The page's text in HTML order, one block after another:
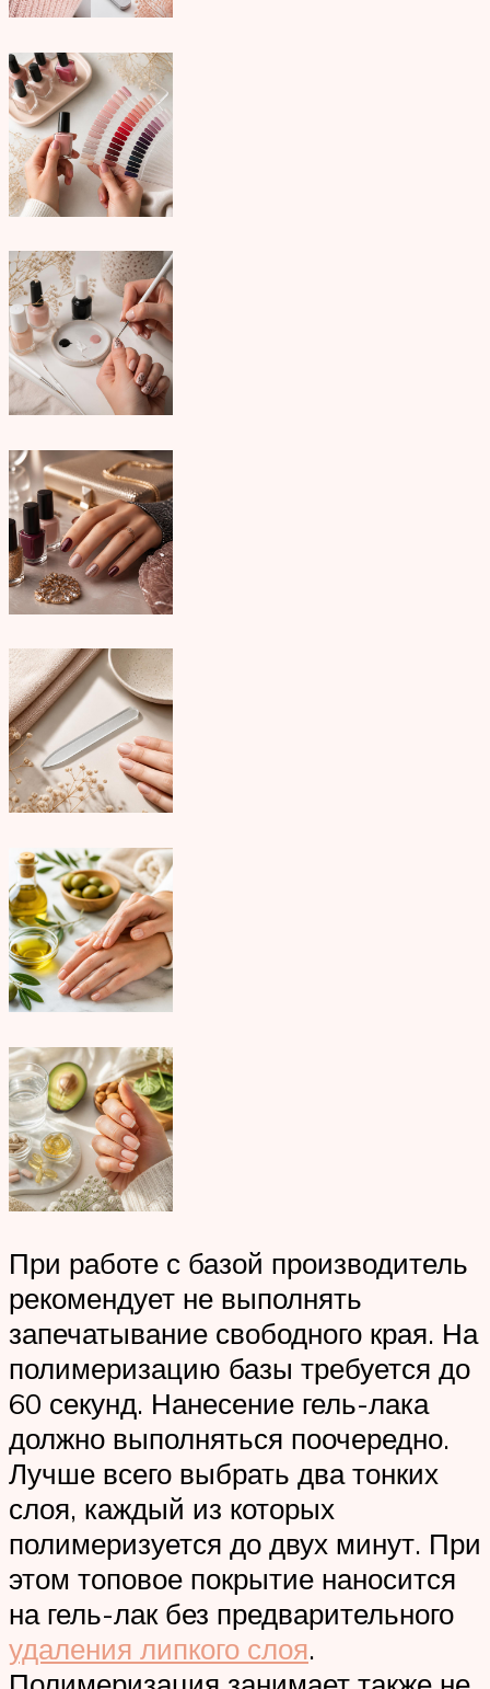
При работе с базой производитель
рекомендует не выполнять
запечатывание свободного края. На
полимеризацию базы требуется до
60 секунд. Нанесение гель-лака
должно выполняться поочередно.
Лучше всего выбрать два тонких
слоя, каждый из которых
полимеризуется до двух минут. При
этом топовое покрытие наносится
на гель-лак без предварительного
удаления липкого слоя.